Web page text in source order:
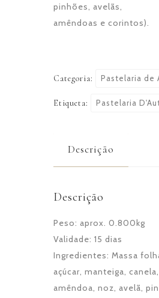
pinhões, avelãs,
amêndoas e corintos).
Categoria: Pastelaria de
Etiqueta: Pastelaria
Descrição
Descrição
Peso: aprox. 0.800kg
Validade: 15 dias
Ingredientes: Massa
açúcar, manteiga,
amêndoa, noz, avelã,